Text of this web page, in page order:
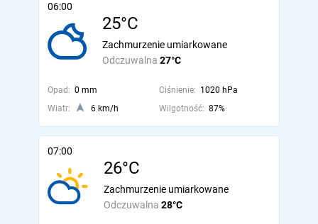
06:00
25°C
Odczuwalna 27°C
Zachmurzenie umiarkowane
Opad: 0 mm Ciśnienie: 1020 hPa
Wiatr:
6 km/h Wilgotność: 87%
07:00
26°C
Odczuwalna 28°C
Zachmurzenie umiarkowane